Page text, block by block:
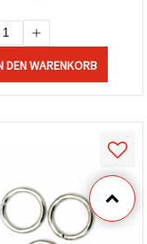
DEN WARENKORB